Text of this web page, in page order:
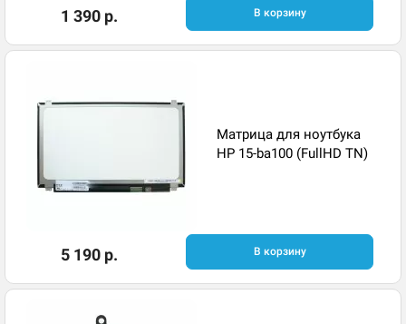
1 390 р. В корзину
Матрица для ноутбука
HP 15-ba100 (FullHD TN)
5 190 р. В корзину